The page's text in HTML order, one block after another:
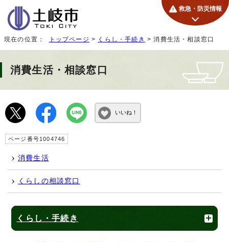
救急・防災情報
現在の位置： トップページ > くらし・手続き > 消費生活・相談窓口
消費生活・相談窓口
いいね！
ページ番号1004746
消費生活
くらしの相談窓口
くらし・手続き